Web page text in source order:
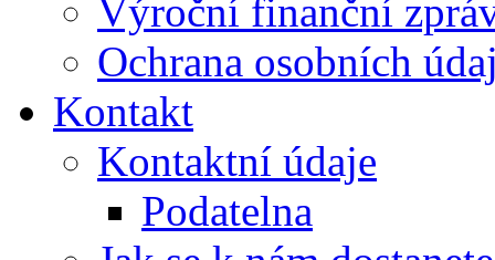
Výroční finanční
Ochrana osobních
Kontakt
Kontaktní údaje
Podatelna